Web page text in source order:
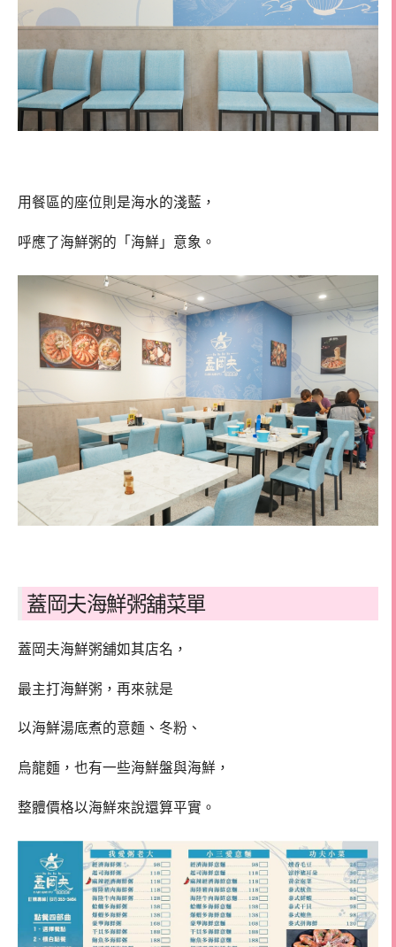
用餐區的座位則是海水的淺藍，
呼應了海鮮粥的「海鮮」意象。
蓋岡夫海鮮粥舖菜單
蓋岡夫海鮮粥舖如其店名，
最主打海鮮粥，再來就是
以海鮮湯底煮的意麵、冬粉、
烏龍麵，也有一些海鮮盤與海鮮，
整體價格以海鮮來說還算平實。